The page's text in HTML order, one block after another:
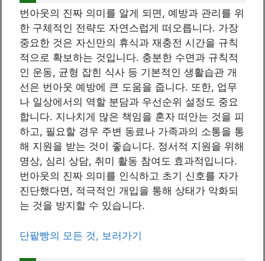
번아웃의 진짜 의미를 알게 되면, 예방과 관리를 위
한 구체적인 전략도 자연스럽게 떠오릅니다. 가장
중요한 것은 자신만의 휴식과 재충전 시간을 규칙
적으로 확보하는 것입니다. 충분한 수면과 규칙적
인 운동, 균형 잡힌 식사 등 기본적인 생활습관 개
선은 번아웃 예방에 큰 도움을 줍니다. 또한, 업무
나 일상에서의 역할 분담과 우선순위 설정도 중요
합니다. 지나치게 많은 책임을 혼자 떠안는 것을 피
하고, 필요할 경우 주변 동료나 가족과의 소통을 통
해 지원을 받는 것이 좋습니다. 정서적 지원을 위해
명상, 심리 상담, 취미 활동 참여도 효과적입니다.
번아웃의 진짜 의미를 인식하고 초기 신호를 자가
진단했다면, 적극적인 개입을 통해 상태가 악화되
는 것을 방지할 수 있습니다.
단팥빵의 모든 것, 보러가기